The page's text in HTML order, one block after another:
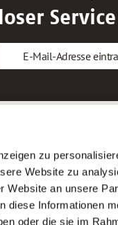
zu
Website zu
Website an unsere
diese Informationen
oder die sie im
E-Mail-Adresse
AWO